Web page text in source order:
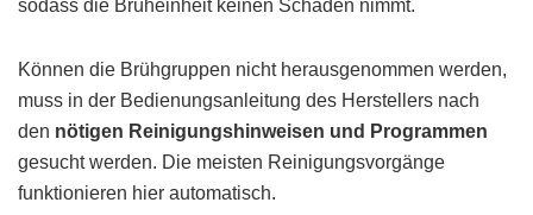
sodass die Brüheinheit keinen Schaden nimmt.
Können die Brühgruppen nicht herausgenommen werden,
muss in der Bedienungsanleitung des Herstellers nach
den nötigen Reinigungshinweisen und Programmen
gesucht werden. Die meisten Reinigungsvorgänge
funktionieren hier automatisch.